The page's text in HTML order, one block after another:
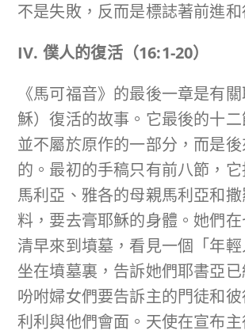
不是失敗，反而是標誌著前進和
IV. 僕人的復活（16:1-20）
《馬可福音》的最後一章是有
穌）復活的故事。它最後的十
並不屬於原作的一部分，而是
的。最初的手稿只有前八節，
馬利亞、雅各的母親馬利亞和
料，要去膏耶穌的身體。她們
清早來到墳墓，看見一個「年輕
坐在墳墓裏，告訴她們耶書亞
吩咐婦女們要告訴主的門徒和
利利與他們會面。天使在宣布